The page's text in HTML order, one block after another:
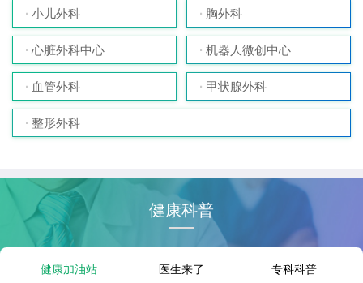
小儿外科 胸外科
心脏外科中心 机器人微创中心
血管外科 甲状腺外科
整形外科
健康科普
健康加油站 医生来了 专科科普